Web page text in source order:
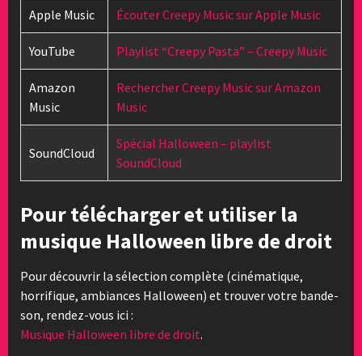
Apple Music Écouter Creepy Music sur Apple Music
YouTube Playlist “Creepy Pasta” – Creepy Music
Amazon
Music
Rechercher Creepy Music sur Amazon
Music
SoundCloud
Spécial Halloween – playlist
SoundCloud
Pour télécharger et utiliser la
musique Halloween libre de droit
Pour découvrir la sélection complète (cinématique,
horrifique, ambiances Halloween) et trouver votre bande-
son, rendez-vous ici :
Musique Halloween libre de droit.